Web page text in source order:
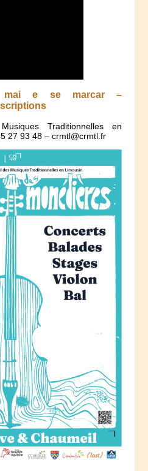
mai e se marcar –
Traditionnelles en
27 93 48 – crmtl@crmtl.fr